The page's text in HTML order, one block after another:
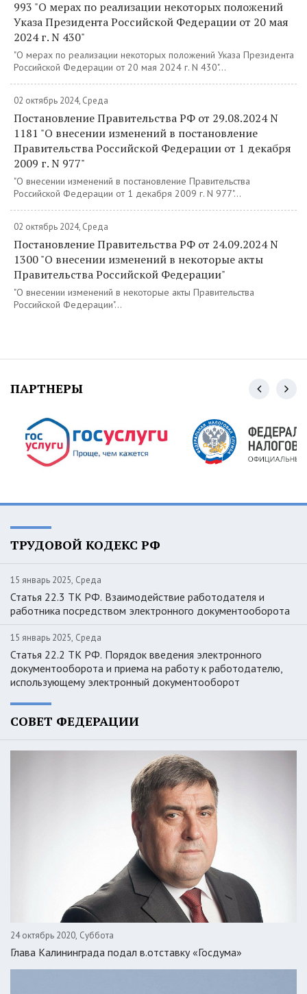
993 "О мерах по реализации некоторых положений
Указа Президента Российской Федерации от 20 мая
2024 г. N 430"
"О мерах по реализации некоторых положений Указа Президента
Российской Федерации от 20 мая 2024 г. N 430"...
02 октябрь 2024, Среда
Постановление Правительства РФ от 29.08.2024 N
1181 "О внесении изменений в постановление
Правительства Российской Федерации от 1 декабря
2009 г. N 977"
"О внесении изменений в постановление Правительства
Российской Федерации от 1 декабря 2009 г. N 977"...
02 октябрь 2024, Среда
Постановление Правительства РФ от 24.09.2024 N
1300 "О внесении изменений в некоторые акты
Правительства Российской Федерации"
"О внесении изменений в некоторые акты Правительства
Российской Федерации"...
ПАРТНЕРЫ
ТРУДОВОЙ КОДЕКС РФ
15 январь 2025, Среда
Статья 22.3 ТК РФ. Взаимодействие работодателя и
работника посредством электронного документооборота
15 январь 2025, Среда
Статья 22.2 ТК РФ. Порядок введения электронного
документооборота и приема на работу к работодателю,
использующему электронный документооборот
СОВЕТ ФЕДЕРАЦИИ
24 октябрь 2020, Суббота
Глава Калининграда подал в.отставку «Госдума»